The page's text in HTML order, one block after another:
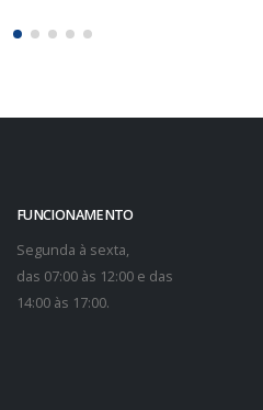
FUNCIONAMENTO
Segunda à sexta,
das 07:00 às 12:00 e das
14:00 às 17:00.